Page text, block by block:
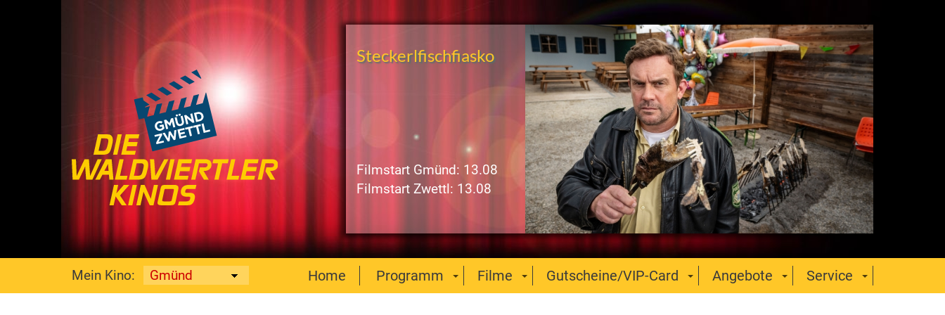
Steckerlfischfiasko
Filmstart Gmünd: 13.08
Filmstart Zwettl: 13.08
Home Programm Filme Gutscheine/VIP-Card Angebote Service
Mein Kino: